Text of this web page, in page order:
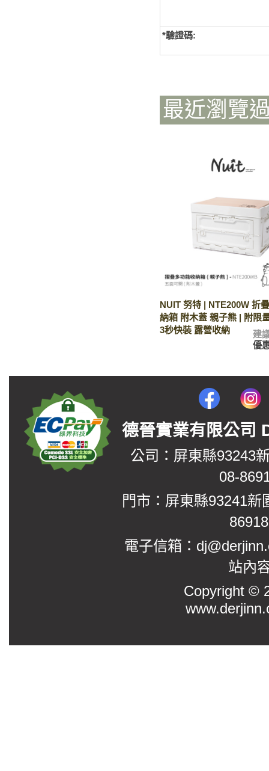
*驗證碼:
最近瀏覽
NUIT 努特 | NTE200W 折
納箱 附木蓋 親子熊 | 附限
3秒快裝 露營收納
建
優
德晉實業有限公
公司：屏東縣93243
08-
門市：屏東縣93241
電子信箱：
站內
Copyright ©